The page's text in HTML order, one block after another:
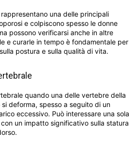
rappresentano una delle principali
e colpiscono spesso le donne
possono verificarsi anche in altre
e curarle in tempo è fondamentale per
postura e sulla qualità di vita.
quando una delle vertebre della
deforma, spesso a seguito di un
eccessivo. Può interessare una sola
un impatto significativo sulla statura